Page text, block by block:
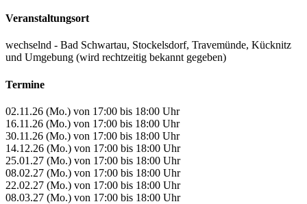
Veranstaltungsort
wechselnd - Bad Schwartau, Stockelsdorf, Travemünde, Kücknitz
und Umgebung (wird rechtzeitig bekannt gegeben)
Termine
02.11.26 (Mo.) von 17:00 bis 18:00 Uhr
16.11.26 (Mo.) von 17:00 bis 18:00 Uhr
30.11.26 (Mo.) von 17:00 bis 18:00 Uhr
14.12.26 (Mo.) von 17:00 bis 18:00 Uhr
25.01.27 (Mo.) von 17:00 bis 18:00 Uhr
08.02.27 (Mo.) von 17:00 bis 18:00 Uhr
22.02.27 (Mo.) von 17:00 bis 18:00 Uhr
08.03.27 (Mo.) von 17:00 bis 18:00 Uhr